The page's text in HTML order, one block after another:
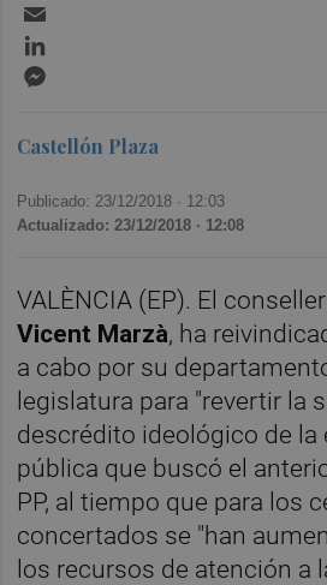
Castellón Plaza
Publicado: 23/12/2018 · 12:03
Actualizado: 23/12/2018 · 12:08
VALÈNCIA (EP). El
Vicent Marzà, ha
a cabo por su
legislatura para "revertir la
descrédito ideológico de la
pública que buscó el
PP, al tiempo que para los
concertados se "han
los recursos de atención a